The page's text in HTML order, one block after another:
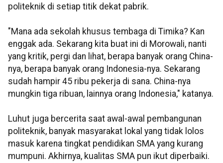
politeknik di setiap titik dekat pabrik.
"Mana ada sekolah khusus tembaga di Timika? Kan
enggak ada. Sekarang kita buat ini di Morowali, nanti
yang kritik, pergi dan lihat, berapa banyak orang China-
nya, berapa banyak orang Indonesia-nya. Sekarang
sudah hampir 45 ribu pekerja di sana. China-nya
mungkin tiga ribuan, lainnya orang Indonesia," katanya.
Luhut juga bercerita saat awal-awal pembangunan
politeknik, banyak masyarakat lokal yang tidak lolos
masuk karena tingkat pendidikan SMA yang kurang
mumpuni. Akhirnya, kualitas SMA pun ikut diperbaiki.